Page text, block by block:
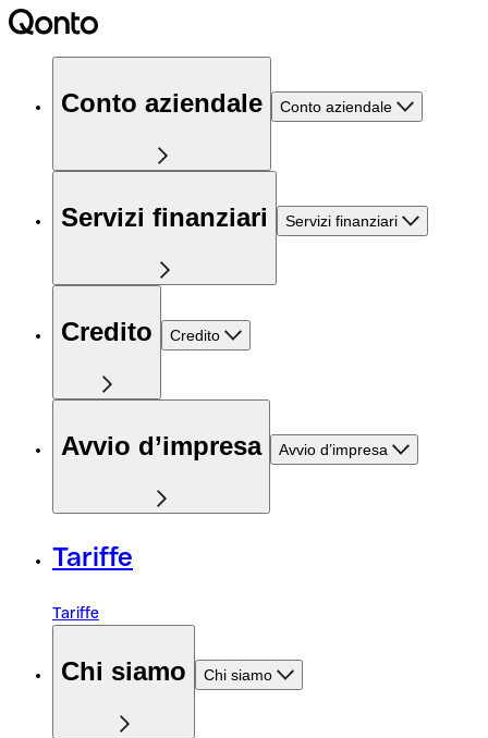
Conto aziendale Conto aziendale
Servizi finanziari Servizi finanziari
Credito Credito
Avvio d’impresa Avvio d’impresa
Tariffe
Tariffe
Chi siamo Chi siamo